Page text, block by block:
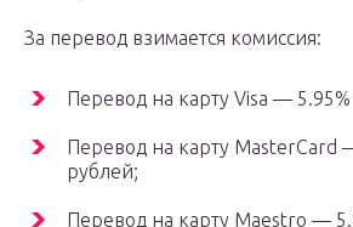
За перевод взимается комиссия:
Перевод на карту Visa —
Перевод на карту MasterCard
рублей;
Перевод на карту Maestro —